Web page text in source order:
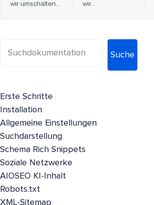
wir umschalten...
wir...
Suche
Erste Schritte
Installation
Allgemeine Einstellungen
Suchdarstellung
Schema Rich Snippets
Soziale Netzwerke
AIOSEO KI-Inhalt
Robots.txt
XML-Sitemap